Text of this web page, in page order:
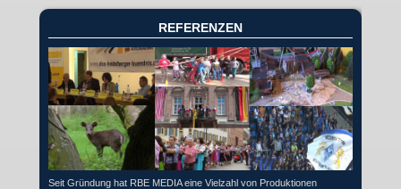
REFERENZEN
Seit Gründung hat RBE MEDIA eine Vielzahl von Produktionen